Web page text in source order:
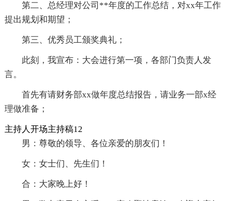
第二、总经理对公司**年度的工作总结，对xx年工作
提出规划和期望；
第三、优秀员工颁奖典礼；
此刻，我宣布：大会进行第一项，各部门负责人发
言。
首先有请财务部xx做年度总结报告，请业务一部x经
理做准备；
主持人开场主持稿12
男：尊敬的领导、各位亲爱的朋友们！
女：女士们、先生们！
合：大家晚上好！